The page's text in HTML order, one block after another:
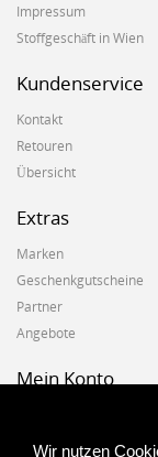
Wir nutzen
Impressum
Stoffgeschäft in Wien
Kundenservice
Kontakt
Retouren
Übersicht
Extras
Marken
Geschenkgutscheine
Partner
Angebote
Mein Konto
Auftragshistorie